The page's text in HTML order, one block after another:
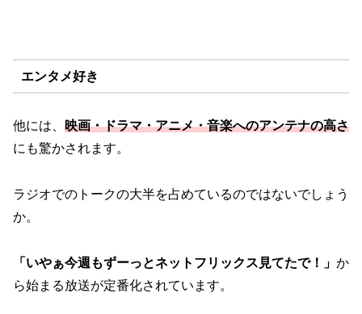
エンタメ好き
他には、 映画・ドラマ・アニメ・音楽へのアンテナの高さ
にも驚かされます。
ラジオでのトークの大半を占めているのではないでしょう
か。
「いやぁ今週もずーっとネットフリックス見てたで！」 か
ら始まる放送が定番化されています。